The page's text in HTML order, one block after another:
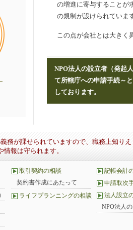
の増進に寄与することが
の規制が設けられていま
この点が会社とは大きく
NPO法人の設立者（発起
て所轄庁への申請手続～
しております。
務が課せられていますので、職務上知りえ
情報は守られます。
取引契約の相談
契約書作成にあたって
ライフプランニングの相談
記帳会計
申請取次
法人設立
NPO法人